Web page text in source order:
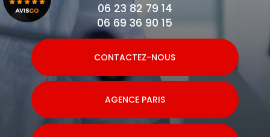
06 23 82 79 14
06 69 36 90 15
CONTACTEZ-NOUS
AGENCE PARIS
Voir le certificat